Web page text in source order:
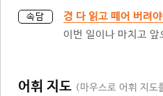
속담
경 다 읽고 떼어 버려
이번 일이나 마치고
어휘 지도 (마우스로 어휘 지도